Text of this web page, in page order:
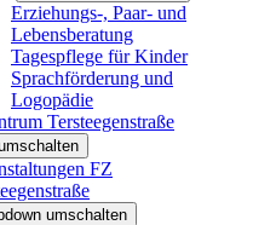
Erziehungs-, Paar- und
Lebensberatung
Tagespflege für Kinder
Sprachförderung und
Logopädie
Tersteegenstraße
FZ
umschalten